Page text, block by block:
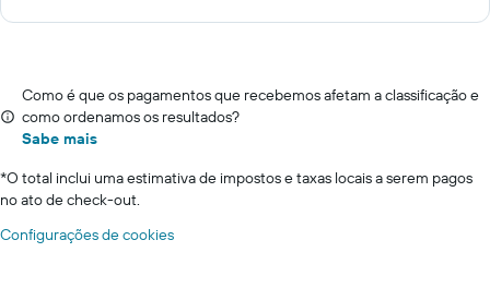
Como é que os pagamentos que recebemos afetam a classificação e
como ordenamos os resultados?
Sabe mais
*O total inclui uma estimativa de impostos e taxas locais a serem pagos
no ato de check-out.
Configurações de cookies